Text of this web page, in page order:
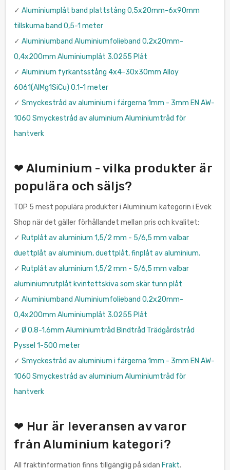
✓ Aluminiumplåt band plattstång 0,5x20mm-6x90mm
tillskurna band 0,5-1 meter
✓ Aluminiumband Aluminiumfolieband 0,2x20mm-
0,4x200mm Aluminiumplåt 3.0255 Plåt
✓ Aluminium fyrkantsstång 4x4-30x30mm Alloy
6061(AlMg1SiCu) 0.1-1 meter
✓ Smyckestråd av aluminium i färgerna 1mm - 3mm EN AW-
1060 Smyckestråd av aluminium Aluminiumtråd för
hantverk
❤ Aluminium - vilka produkter är
populära och säljs?
TOP 5 mest populära produkter i Aluminium kategorin i Evek
Shop när det gäller förhållandet mellan pris och kvalitet:
✓ Rutplåt av aluminium 1,5/2 mm - 5/6,5 mm valbar
duettplåt av aluminium, duettplåt, finplåt av aluminium.
✓ Rutplåt av aluminium 1,5/2 mm - 5/6,5 mm valbar
aluminiumrutplåt kvintettskiva som skär tunn plåt
✓ Aluminiumband Aluminiumfolieband 0,2x20mm-
0,4x200mm Aluminiumplåt 3.0255 Plåt
✓ Ø 0.8-1.6mm Aluminiumtråd Bindtråd Trädgårdstråd
Pyssel 1-500 meter
✓ Smyckestråd av aluminium i färgerna 1mm - 3mm EN AW-
1060 Smyckestråd av aluminium Aluminiumtråd för
hantverk
❤ Hur är leveransen av varor
från Aluminium kategori?
All fraktinformation finns tillgänglig på sidan Frakt.